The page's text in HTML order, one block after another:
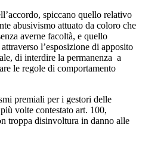
spiccano quello relativo
abusivismo attuato da coloro che
averne facoltà, e quello
l’esposizione di apposito
di interdire la permanenza a
le regole di comportamento
premiali per i gestori delle
volte contestato art. 100,
troppa disinvoltura in danno alle